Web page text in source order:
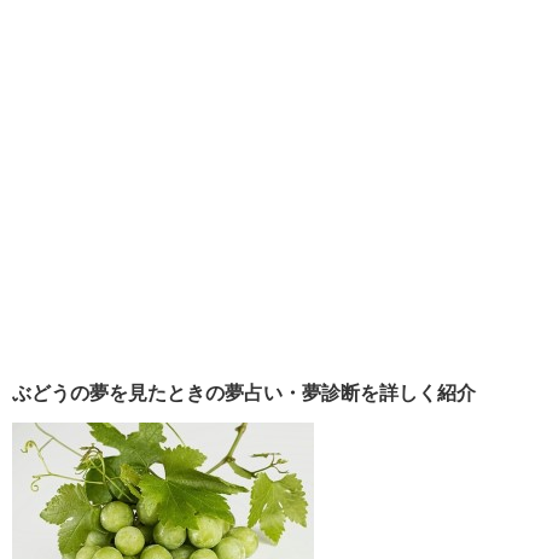
ぶどうの夢を見たときの夢占い・夢診断を詳しく紹介